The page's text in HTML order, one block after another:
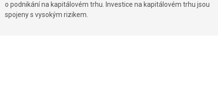
o podnikání na kapitálovém trhu. Investice na kapitálovém trhu jsou
spojeny s vysokým rizikem.